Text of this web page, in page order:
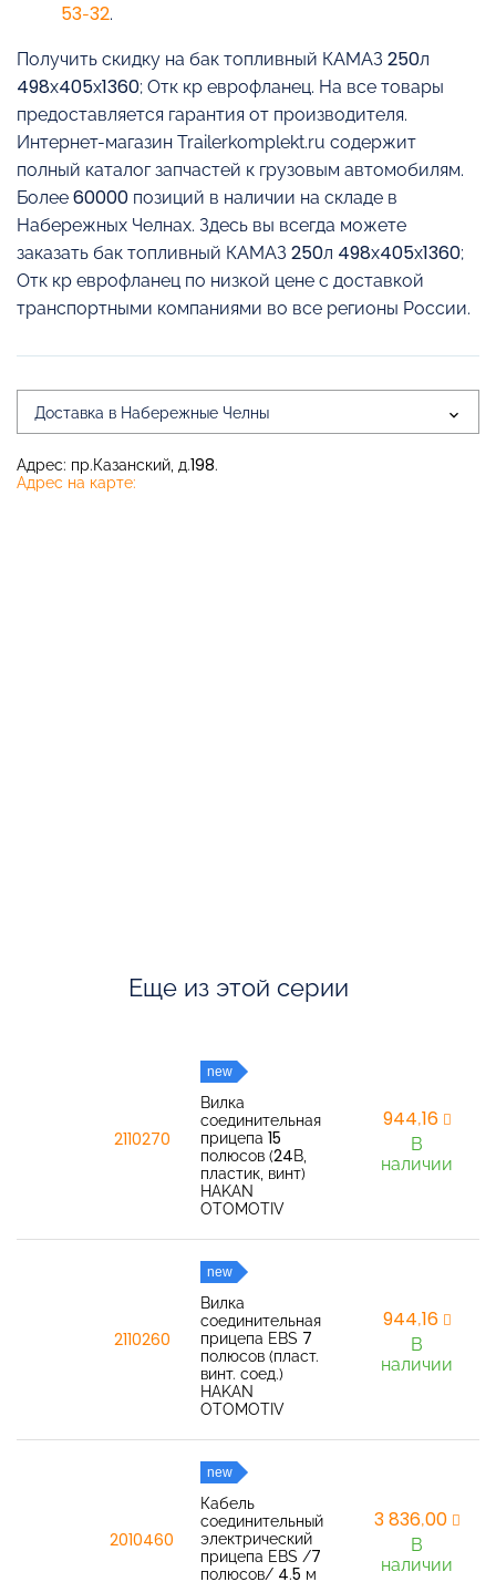
53-32.
Получить скидку на бак топливный КАМАЗ 250л
498х405х1360; Отк кр еврофланец. На все товары
предоставляется гарантия от производителя.
Интернет-магазин Trailerkomplekt.ru содержит
полный каталог запчастей к грузовым автомобилям.
Более 60000 позиций в наличии на складе в
Набережных Челнах. Здесь вы всегда можете
заказать бак топливный КАМАЗ 250л 498х405х1360;
Отк кр еврофланец по низкой цене с доставкой
транспортными компаниями во все регионы России.
Доставка в Набережные Челны
Адрес: пр.Казанский, д.198.
Адрес на карте:
Еще из этой серии
2110270
new
Вилка
соединительная
прицепа 15
полюсов (24В,
пластик, винт)
HAKAN
OTOMOTIV
944,16
В
наличии
2110260
new
Вилка
соединительная
прицепа EBS 7
полюсов (пласт.
винт. соед.)
HAKAN
OTOMOTIV
944,16
В
наличии
2010460
new
Кабель
соединительный
электрический
прицепа EBS /7
полюсов/ 4.5 м
3 836,00
В
наличии